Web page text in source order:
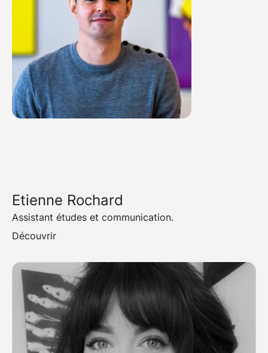
Etienne Rochard
Assistant études et communication.
Découvrir